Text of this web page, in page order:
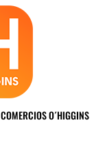
COMERCIOS O´HIGGINS